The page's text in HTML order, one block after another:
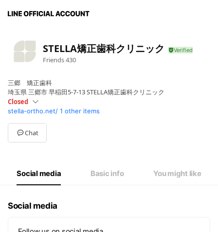
STELLA矯正歯科クリニック
Friends430
三郷 矯正歯科
埼玉県 三郷市 早稲田5-7-13 STELLA矯正歯科クリニック
Closed
SunClosed
MonClosed
Tue14:30 - 19:00
Wed11:00 - 19:00
09:00 - 15:00
毎月第一第三火曜日は女医
stella-ortho.net/ 1 other items
Chat
Social media Basic info You might like
Social media